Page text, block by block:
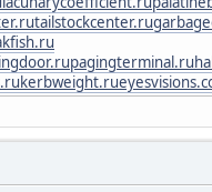
tailstockcenter.ru
pagingterminal.ru
kerbweight.ru